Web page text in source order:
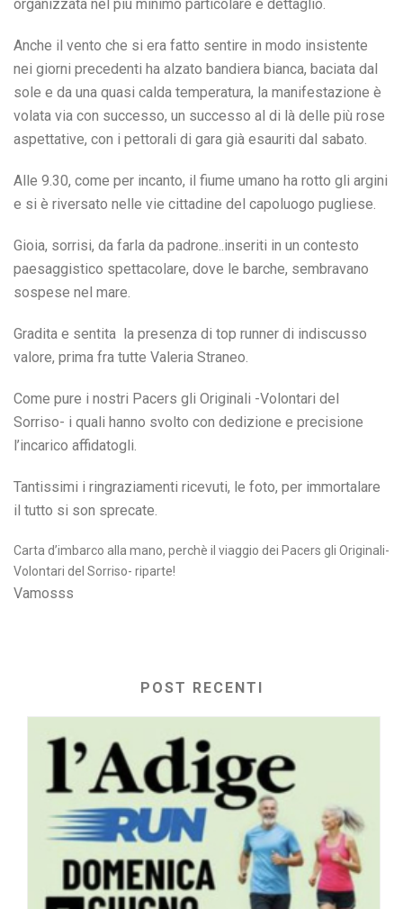
organizzata nel più minimo particolare e dettaglio.
Anche il vento che si era fatto sentire in modo insistente
nei giorni precedenti ha alzato bandiera bianca, baciata dal
sole e da una quasi calda temperatura, la manifestazione è
volata via con successo, un successo al di là delle più rose
aspettative, con i pettorali di gara già esauriti dal sabato.
Alle 9.30, come per incanto, il fiume umano ha rotto gli argini
e si è riversato nelle vie cittadine del capoluogo pugliese.
Gioia, sorrisi, da farla da padrone..inseriti in un contesto
paesaggistico spettacolare, dove le barche, sembravano
sospese nel mare.
Gradita e sentita la presenza di top runner di indiscusso
valore, prima fra tutte Valeria Straneo.
Come pure i nostri Pacers gli Originali -Volontari del
Sorriso- i quali hanno svolto con dedizione e precisione
l’incarico affidatogli.
Tantissimi i ringraziamenti ricevuti, le foto, per immortalare
il tutto si son sprecate.
Carta d’imbarco alla mano, perchè il viaggio dei Pacers gli Originali-
Volontari del Sorriso- riparte!
Vamosss
POST RECENTI